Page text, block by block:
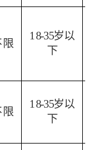
限
18-35岁以
下
限
18-35岁以
下